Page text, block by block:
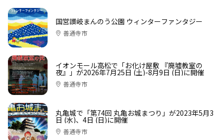
国営讃岐まんのう公園 ウィンターファンタジー
善通寺市
イオンモール高松で「お化け屋敷 『廃墟教室の
夜』」が2026年7月25日 (土)-8月9日 (日)に開催
善通寺市
丸亀城で「第74回 丸亀お城まつり」が2023年5月3
日 (水)、4日 (日)に開催
善通寺市